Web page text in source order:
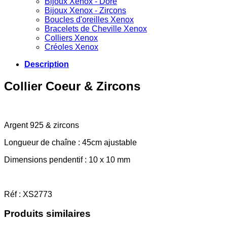
Bijoux Xenox - Zircons
Boucles d'oreilles Xenox
Bracelets de Cheville Xenox
Colliers Xenox
Créoles Xenox
Description
Collier Coeur & Zircons
Argent 925 & zircons
Longueur de chaîne : 45cm ajustable
Dimensions pendentif : 10 x 10 mm
Réf : XS2773
Produits similaires